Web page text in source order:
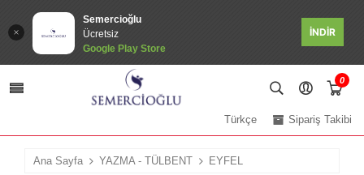
Semercioğlu
Ücretsiz
Google Play Store
İNDİR
0
Sipariş Takibi
Türkçe
Ana Sayfa YAZMA - TÜLBENT EYFEL